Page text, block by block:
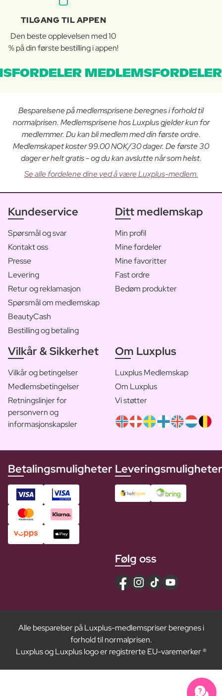
TILGANG TIL APPEN
Den beste opplevelsen med 10
% på din første bestilling i appen!
Besparelsene på medlemsprisene beregnes i forhold til
normalprisen. Medlemsprisene hos Luxplus gjelder kun for
medlemmer. Du kan bli medlem med din første ordre.
Medlemskapet koster 99.00 NOK/30 dager. De første 30
dager er helt gratis - og du kan avslutte når som helst.
Se alle fordelene dine ved å være Luxplus-medlem.
Kundeservice
Spørsmål og svar
Kontakt oss
Presse
Levering
Retur og reklamasjon
Spørsmål om medlemskap
BeautyCash
Bestilling og betaling
Ditt medlemskap
Min profil
Mine fordeler
Mine favoritter
Fast ordre
Bedøm produkter
Vilkår & Sikkerhet
Vilkår og betingelser
Medlemsbetingelser
Retningslinjer for
personvern og
informasjonskapsler
Om Luxplus
Luxplus Medlemskap
Om Luxplus
Vi støtter
Betalingsmuligheter Leveringsmuligheter
Følg oss
Alle besparelser på Luxplus-medlemspriser beregnes i
forhold til normalprisen.
Luxplus og Luxplus logo er registrerte EU-varemerker ®